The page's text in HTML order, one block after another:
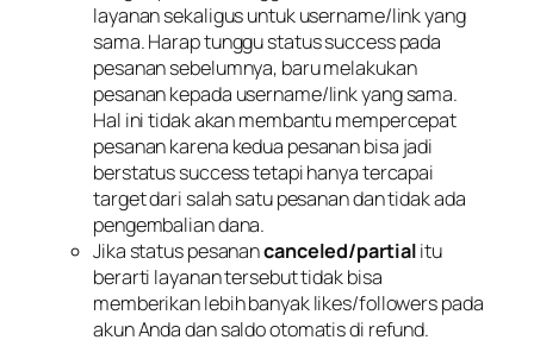
layanan sekaligus untuk username/link yang
sama. Harap tunggu status success pada
pesanan sebelumnya, baru melakukan
pesanan kepada username/link yang sama.
Hal ini tidak akan membantu mempercepat
pesanan karena kedua pesanan bisa jadi
berstatus success tetapi hanya tercapai
target dari salah satu pesanan dan tidak ada
pengembalian dana.
Jika status pesanancanceled/partialitu
berarti layanan tersebut tidak bisa
memberikan lebih banyak likes/followers pada
akun Anda dan saldo otomatis di refund.